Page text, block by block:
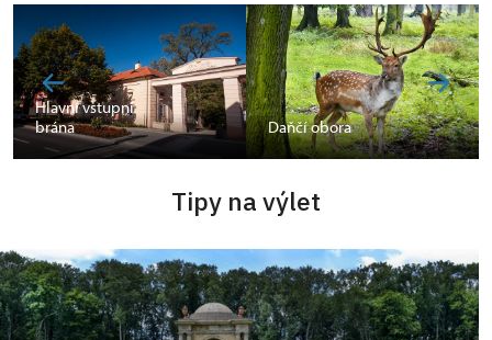
Hlavní vstupní
brána
Daňčí obora
Tipy na výlet